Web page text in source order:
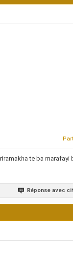
te ba marafayi
Réponse avec